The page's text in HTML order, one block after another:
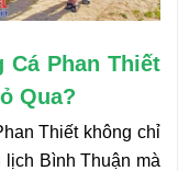
Cá Phan Thiết
Qua?
Thiết không chỉ
lịch Bình Thuận mà